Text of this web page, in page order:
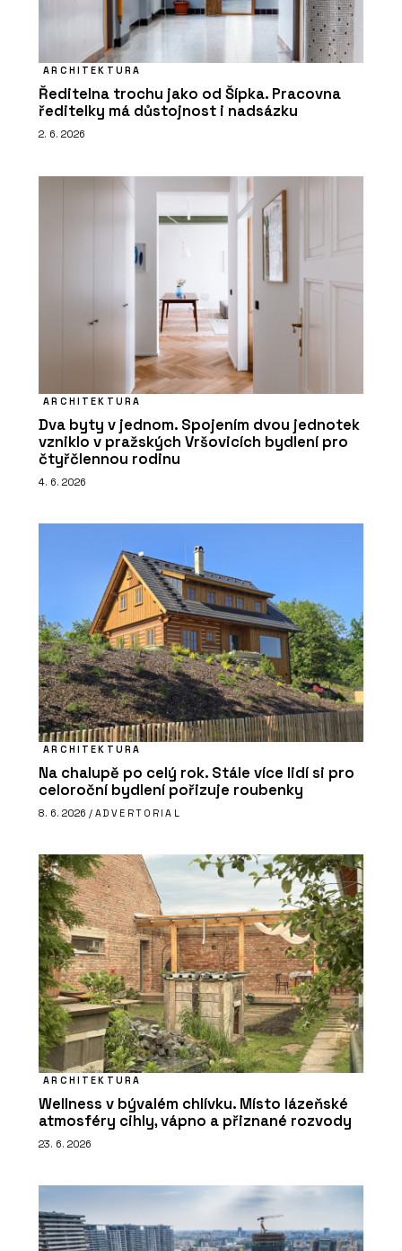
ARCHITEKTURA
Ředitelna trochu jako od Šípka. Pracovna
ředitelky má důstojnost i nadsázku
2. 6. 2026
ARCHITEKTURA
Dva byty v jednom. Spojením dvou jednotek
vzniklo v pražských Vršovicích bydlení pro
čtyřčlennou rodinu
4. 6. 2026
ARCHITEKTURA
Na chalupě po celý rok. Stále více lidí si pro
celoroční bydlení pořizuje roubenky
8. 6. 2026 / ADVERTORIAL
ARCHITEKTURA
Wellness v bývalém chlívku. Místo lázeňské
atmosféry cihly, vápno a přiznané rozvody
23. 6. 2026